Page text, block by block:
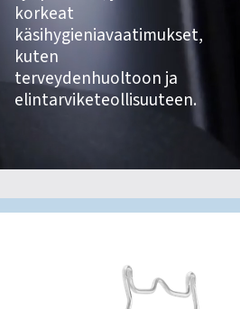
korkeat
käsihygieniavaatimukset,
kuten
terveydenhuoltoon ja
elintarviketeollisuuteen.